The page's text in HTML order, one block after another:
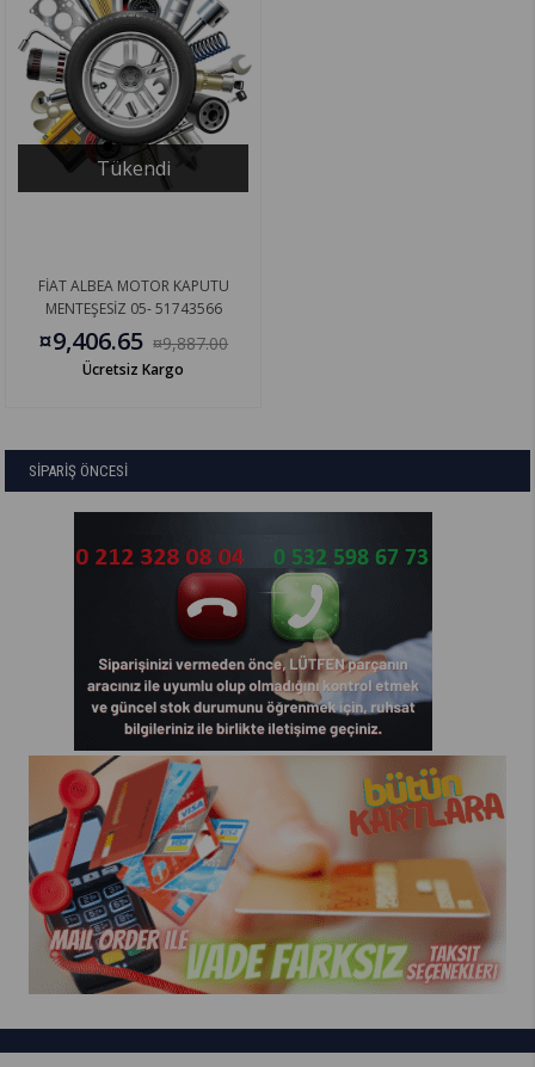
Tükendi
FİAT ALBEA MOTOR KAPUTU
MENTEŞESİZ 05- 51743566
¤9,406.65 ¤9,887.00
Ücretsiz Kargo
SİPARİŞ ÖNCESİ